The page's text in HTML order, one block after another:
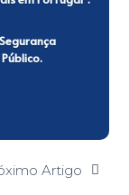
Artigo